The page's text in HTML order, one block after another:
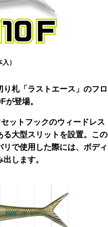
）
札「ラストエース」のフロ
が登場。
ットフックのウィードレス
大型スリットを設置。この
で使用した際には、ボディ
します。